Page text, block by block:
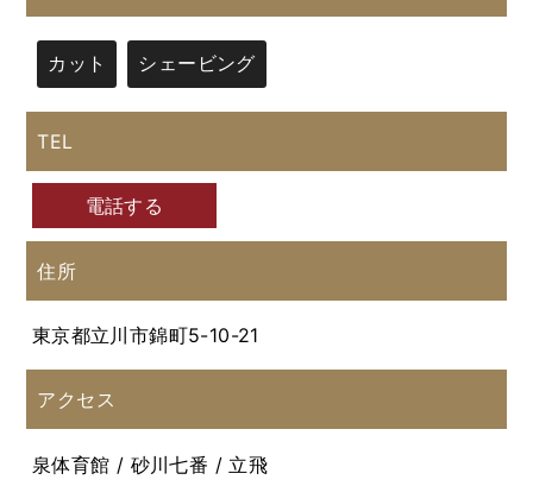
カット シェービング
TEL
電話する
住所
東京都立川市錦町5-10-21
アクセス
泉体育館 / 砂川七番 / 立飛